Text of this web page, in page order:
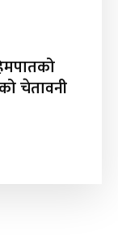
चेतावनी